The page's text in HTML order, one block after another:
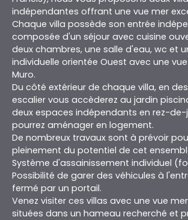
indépendantes offrant une vue mer
Chaque villa possède son entrée
composée d'un séjour avec cuisine
deux chambres, une salle d'eau, wc et
individuelle orientée Ouest avec une
Muro.
Du côté extérieur de chaque villa, en
escalier vous accèderez au jardin
deux espaces indépendants en rez-
pourrez aménager en logement.
De nombreux travaux sont à prévoir
pleinement du potentiel de cet
Système d'assainissement individuel
Possibilité de garer des véhicules à
fermé par un portail.
Venez visiter ces villas avec une vue
situées dans un hameau recherché et